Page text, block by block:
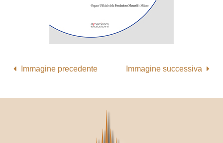
Immagine precedente Immagine successiva